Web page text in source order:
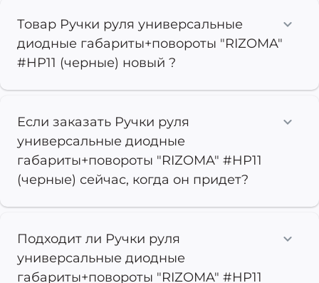
Товар Ручки руля универсальные
диодные габариты+повороты "RIZOMA"
#HP11 (черные) новый ?
Если заказать Ручки руля
универсальные диодные
габариты+повороты "RIZOMA" #HP11
(черные) сейчас, когда он придет?
Подходит ли Ручки руля
универсальные диодные
габариты+повороты "RIZOMA" #HP11